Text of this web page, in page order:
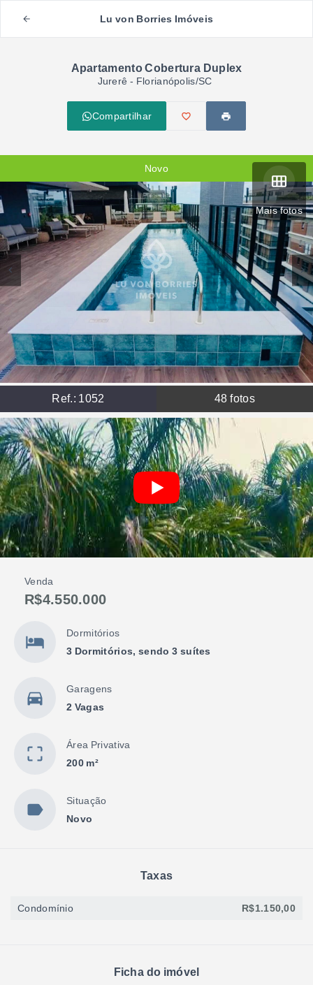
Lu von Borries Imóveis
Apartamento Cobertura Duplex
Jurerê - Florianópolis/SC
Compartilhar
Mais fotos
Ref.: 1052 48 fotos
Novo
Venda
R$4.550.000
Dormitórios
3 Dormitórios, sendo 3 suítes
Garagens
2 Vagas
Área Privativa
200 m²
Situação
Novo
Taxas
Condomínio R$1.150,00
Ficha do imóvel